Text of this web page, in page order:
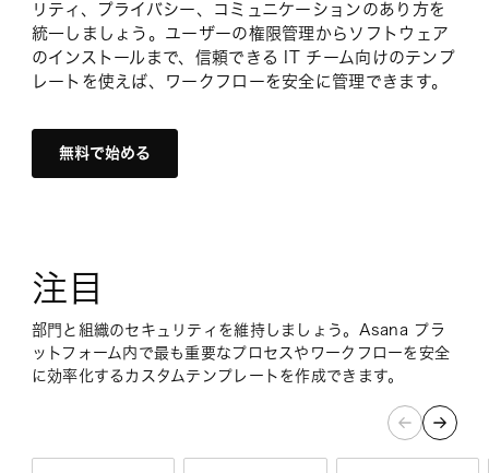
リティ、プライバシー、コミュニケーションのあり方を
統一しましょう。ユーザーの権限管理からソフトウェア
のインストールまで、信頼できる IT チーム向けのテンプ
レートを使えば、ワークフローを安全に管理できます。
無料で始める
注目
部門と組織のセキュリティを維持しましょう。Asana プラ
ットフォーム内で最も重要なプロセスやワークフローを安全
に効率化するカスタムテンプレートを作成できます。